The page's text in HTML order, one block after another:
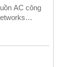
AC công